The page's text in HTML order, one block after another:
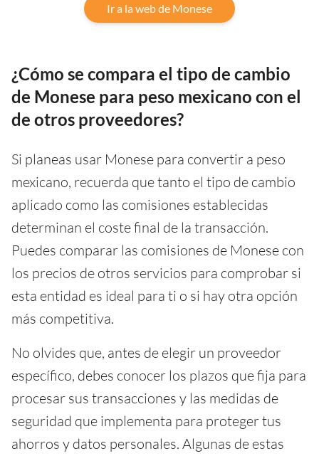
Ir a la web de Monese
¿Cómo se compara el tipo de cambio
de Monese para peso mexicano con el
de otros proveedores?
Si planeas usar Monese para convertir a peso
mexicano, recuerda que tanto el tipo de cambio
aplicado como las comisiones establecidas
determinan el coste final de la transacción.
Puedes comparar las comisiones de Monese con
los precios de otros servicios para comprobar si
esta entidad es ideal para ti o si hay otra opción
más competitiva.
No olvides que, antes de elegir un proveedor
específico, debes conocer los plazos que fija para
procesar sus transacciones y las medidas de
seguridad que implementa para proteger tus
ahorros y datos personales. Algunas de estas